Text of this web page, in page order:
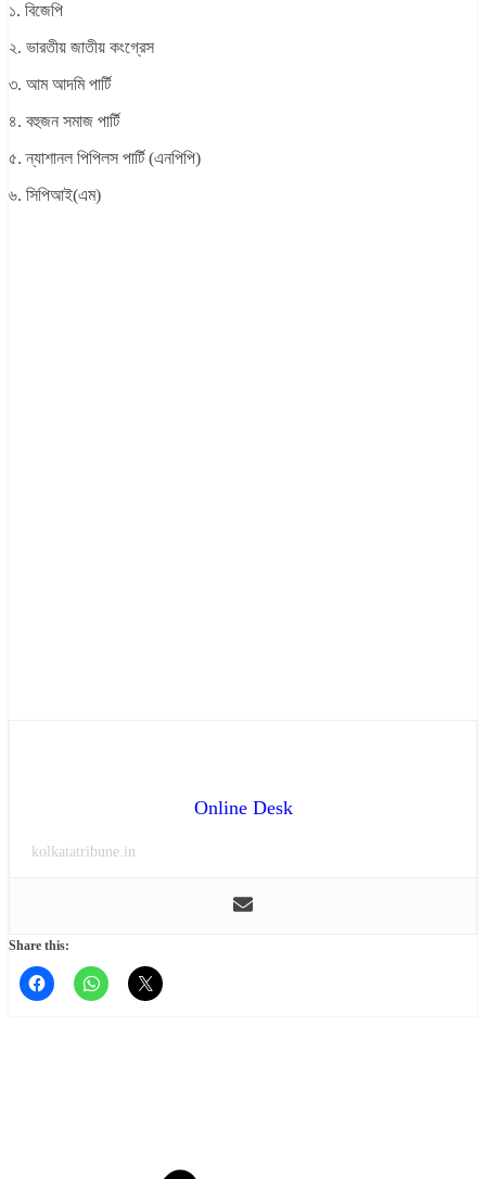
১. বিজেপি
২. ভারতীয় জাতীয় কংগ্রেস
৩. আম আদমি পার্টি
৪. বহুজন সমাজ পার্টি
৫. ন্যাশানল পিপিলস পার্টি (এনপিপি)
৬. সিপিআই(এম)
Online Desk
kolkatatribune.in
Share this: